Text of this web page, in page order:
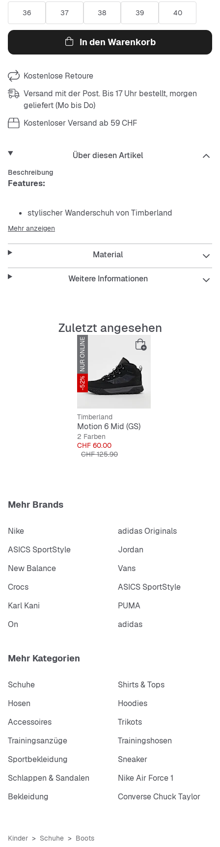
36 37 38 39 40
In den Warenkorb
Kostenlose Retoure
Versand mit der Post. Bis 17 Uhr bestellt, morgen
geliefert (Mo bis Do)
Kostenloser Versand ab 59 CHF
Über diesen Artikel
Beschreibung
Features:
stylischer Wanderschuh von Timberland
zuverlässiger Grip durch profilierte Laufsohle
stabilisierender Kragen
herausnehmbare Innensohle
Label-Details an Ferse, Zunge und Seite
Mehr anzeigen
Material
Weitere Informationen
Zuletzt angesehen
NUR ONLINE
-52%
Timberland
Motion 6 Mid (GS)
2 Farben
Preis
CHF 60.00
Originalpreis
CHF 125.90
Mehr Brands
Nike
adidas Originals
ASICS SportStyle
Jordan
New Balance
Vans
Crocs
ASICS SportStyle
Karl Kani
PUMA
On
adidas
Mehr Kategorien
Schuhe
Shirts & Tops
Hosen
Hoodies
Accessoires
Trikots
Trainingsanzüge
Trainingshosen
Sportbekleidung
Sneaker
Schlappen & Sandalen
Nike Air Force 1
Bekleidung
Converse Chuck Taylor
Kinder Schuhe Boots